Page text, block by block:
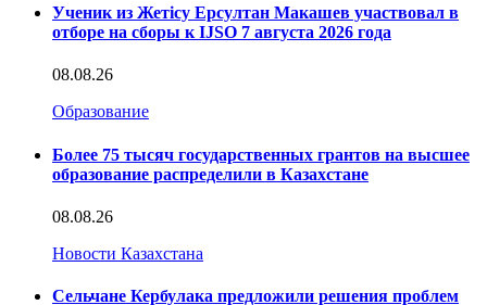
Ученик из Жетісу Ерсултан Макашев участвовал в
отборе на сборы к IJSO 7 августа 2026 года
08.08.26
Образование
Более 75 тысяч государственных грантов на высшее
образование распределили в Казахстане
08.08.26
Новости Казахстана
Сельчане Кербулака предложили решения проблем